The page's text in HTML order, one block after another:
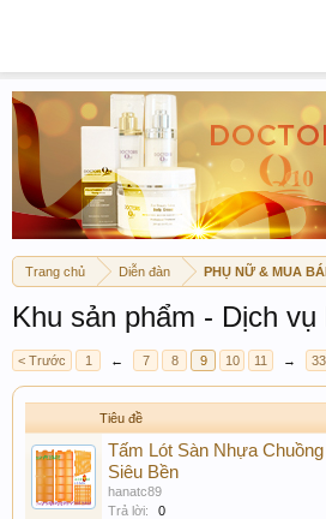
Trang chủ Diễn đàn PHỤ NỮ & MUA
Khu sản phẩm - Dịch vụ
< Trước 1 ← 7 8 9 10 11 → 33
Tiêu đề
Tấm Lót Sàn Nhựa
Siêu Bền
hanatc89
Trả lời:
0